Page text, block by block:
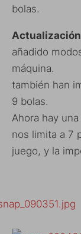
bolas.
añadido
máquina.
también han
9 bolas.
Ahora hay
nos limita a 7
juego, y la